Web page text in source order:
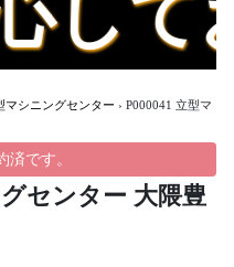
マシニングセンター › P000041 立型マ
済です。
センター 大隈豊